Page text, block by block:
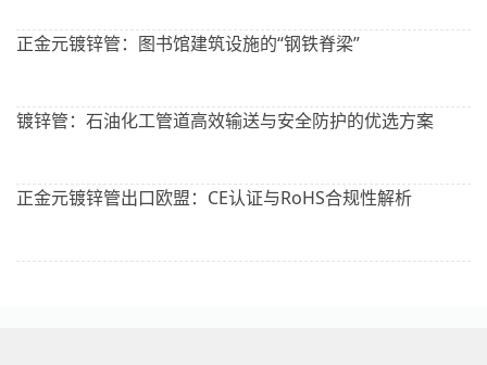
正金元镀锌管：图书馆建筑设施的“钢铁脊梁”
镀锌管：石油化工管道高效输送与安全防护的优选方案
正金元镀锌管出口欧盟：CE认证与RoHS合规性解析